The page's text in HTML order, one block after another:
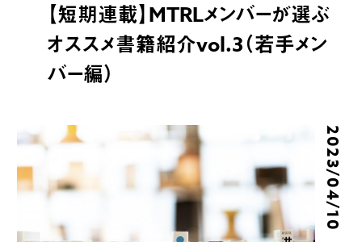
【短期連載】MTRLメンバーが選ぶ
オススメ書籍紹介vol.3（若手メン
バー編）
2023/04/10